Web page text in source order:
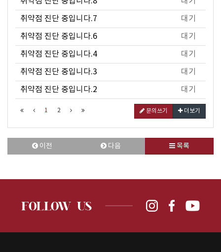
취약점 진단 중입니다.7
대기
취약점 진단 중입니다.6
대기
취약점 진단 중입니다.4
대기
취약점 진단 중입니다.3
대기
취약점 진단 중입니다.2
대기
1 2 문의쓰기 더보기
이전 다음 목록